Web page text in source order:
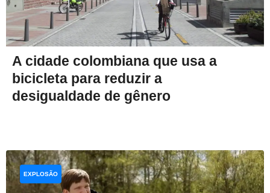
A cidade colombiana que usa a
bicicleta para reduzir a
desigualdade de gênero
EXPLOSÃO